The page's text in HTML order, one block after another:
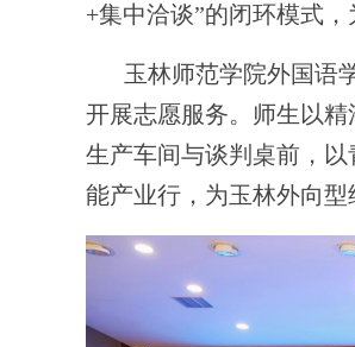
+集中洽谈”的闭环模式
玉林师范学院外国语
开展志愿服务。师生以
生产车间与谈判桌前，
能产业行，为玉林外向型